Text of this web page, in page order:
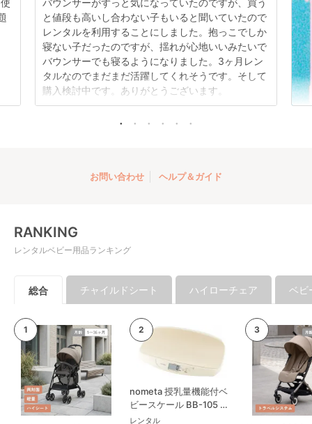
と値段も高いし合わない子もいると聞いていたので
レンタルを利用することにしました。抱っこでしか
寝ない子だったのですが、揺れが心地いいみたいで
バウンサーでも寝るようになりました。3ヶ月レン
タルなのでまだまだ活躍してくれそうです。そして
購入検討中です。ありがとうございます。
お問い合わせ ヘルプ＆ガイド
RANKING
レンタルベビー用品ランキング
総合 チャイルドシート ハイローチェア ベビ
nometa 授乳量機能付ベ
ビースケール BB-105 タ
ニタ(TANITA) ベビースケ
レンタル